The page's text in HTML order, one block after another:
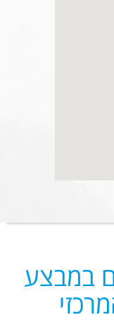
במבצע